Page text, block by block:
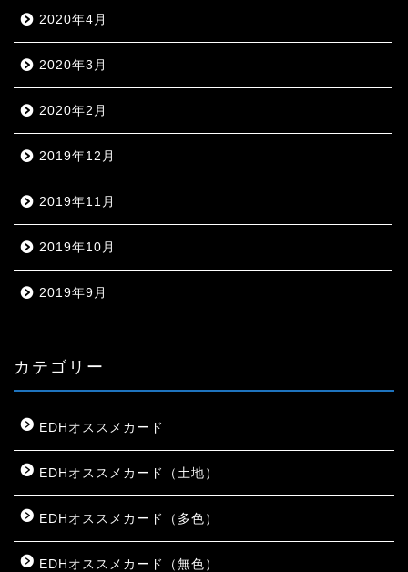
2020年4月
2020年3月
2020年2月
2019年12月
2019年11月
2019年10月
2019年9月
カテゴリー
EDHオススメカード
EDHオススメカード（土地）
EDHオススメカード（多色）
EDHオススメカード（無色）